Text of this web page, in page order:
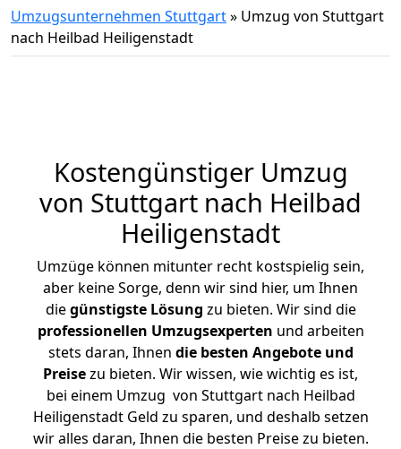
Umzugsunternehmen Stuttgart» Umzug von Stuttgart
nach Heilbad Heiligenstadt
Kostengünstiger Umzug
von Stuttgart nach Heilbad
Heiligenstadt
Umzüge können mitunter recht kostspielig sein,
aber keine Sorge, denn wir sind hier, um Ihnen
diegünstigste Lösung zu bieten. Wir sind die
professionellen Umzugsexperten und arbeiten
stets daran, Ihnen die besten Angebote und
Preisezu bieten. Wir wissen, wie wichtig es ist,
bei einem Umzug von Stuttgart nach Heilbad
Heiligenstadt Geld zu sparen, und deshalb setzen
wir alles daran, Ihnen die besten Preise zu bieten.